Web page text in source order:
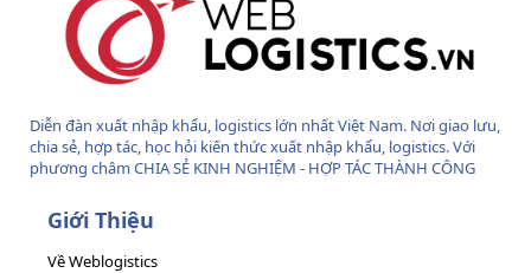
Diễn đàn xuất nhập khẩu, logistics lớn nhất Việt Nam. Nơi giao lưu,
chia sẻ, hợp tác, học hỏi kiến thức xuất nhập khẩu, logistics. Với
phương châm CHIA SẺ KINH NGHIỆM - HỢP TÁC THÀNH CÔNG
Giới Thiệu
Về Weblogistics